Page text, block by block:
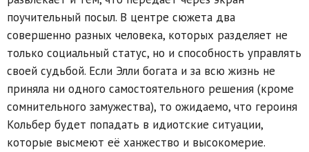
поучительный посыл. В центре сюжета два
совершенно разных человека, которых разделяет не
только социальный статус, но и способность управлять
своей судьбой. Если Элли богата и за всю жизнь не
приняла ни одного самостоятельного решения (кроме
сомнительного замужества), то ожидаемо, что героиня
Кольбер будет попадать в идиотские ситуации,
которые высмеют её ханжество и высокомерие.